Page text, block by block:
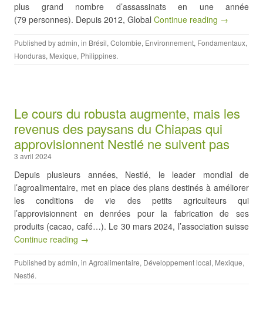
plus grand nombre d’assassinats en une année
(79 personnes). Depuis 2012, Global Continue reading →
Published byadmin, in Brésil, Colombie, Environnement, Fondamentaux,
Honduras, Mexique, Philippines.
Le cours du robusta augmente, mais les
revenus des paysans du Chiapas qui
approvisionnent Nestlé ne suivent pas
3 avril 2024
Depuis plusieurs années, Nestlé, le leader mondial de
l’agroalimentaire, met en place des plans destinés à améliorer
les conditions de vie des petits agriculteurs qui
l’approvisionnent en denrées pour la fabrication de ses
produits (cacao, café…). Le 30 mars 2024, l’association suisse
Continue reading →
Published byadmin, in Agroalimentaire, Développement local, Mexique,
Nestlé.